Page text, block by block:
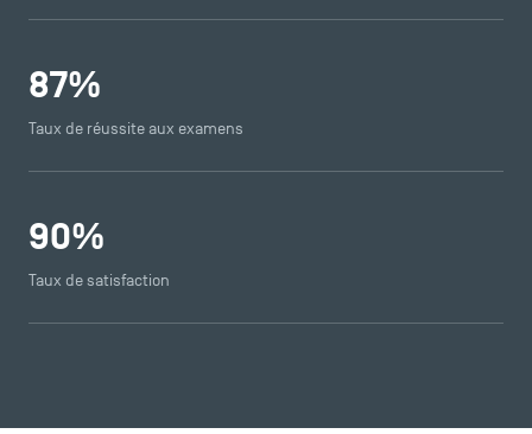
87%
Taux de réussite aux examens
90%
Taux de satisfaction